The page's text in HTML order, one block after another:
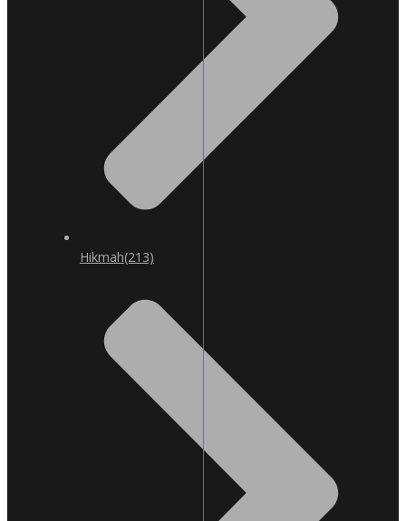
Hikmah(213)